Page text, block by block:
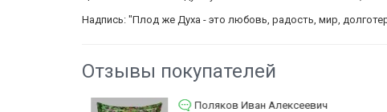
Надпись: "Плод же Духа - это любовь, радость, мир,
Отзывы покупателей
Поляков Иван Алексеевич